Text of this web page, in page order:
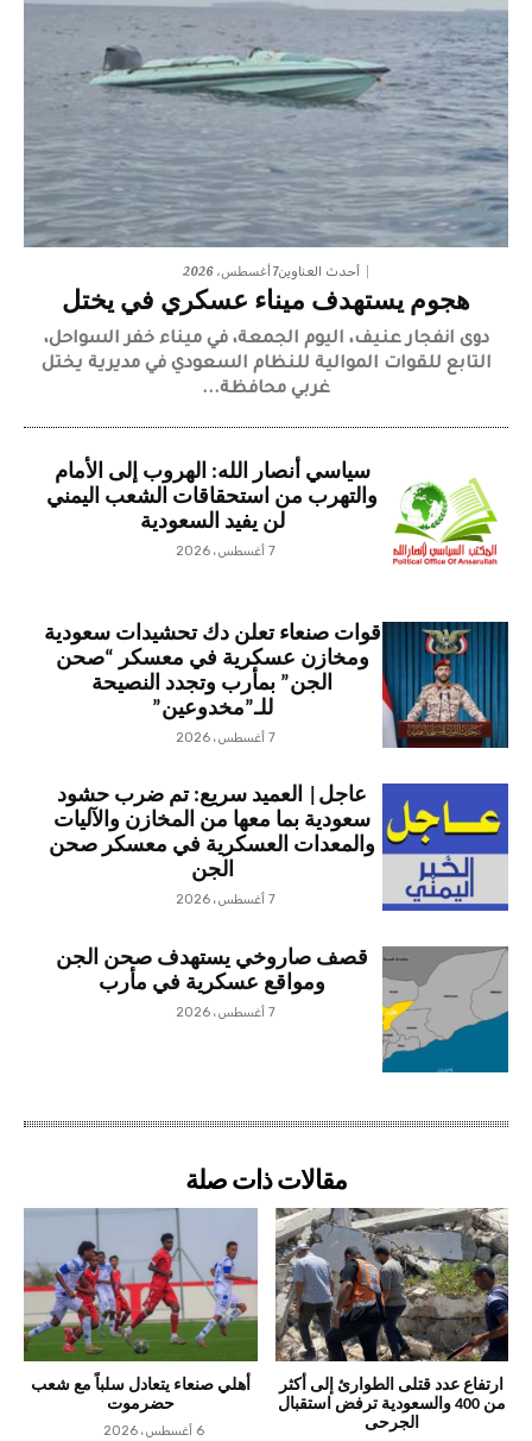
أحدث العناوين7 أغسطس، 2026
هجوم يستهدف ميناء عسكري في يختل
دوى انفجار عنيف، اليوم الجمعة، في ميناء خفر السواحل،
التابع للقوات الموالية للنظام السعودي في مديرية يختل
غربي محافظة...
سياسي أنصار الله: الهروب إلى الأمام
والتهرب من استحقاقات الشعب اليمني
لن يفيد السعودية
7 أغسطس، 2026
قوات صنعاء تعلن دك تحشيدات سعودية
ومخازن عسكرية في معسكر “صحن
الجن” بمأرب وتجدد النصيحة
للـ”مخدوعين”
7 أغسطس، 2026
عاجل| العميد سريع: تم ضرب حشود
سعودية بما معها من المخازن والآليات
والمعدات العسكرية في معسكر صحن
الجن
7 أغسطس، 2026
قصف صاروخي يستهدف صحن الجن
ومواقع عسكرية في مأرب
7 أغسطس، 2026
مقالات ذات صلة
ارتفاع عدد قتلى الطوارئ إلى أكثر
من 400 والسعودية ترفض استقبال
الجرحى
أهلي صنعاء يتعادل سلباً مع شعب
حضرموت
6 أغسطس، 2026